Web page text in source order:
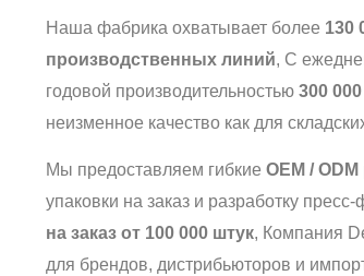
Наша фабрика охватывает более 130
производственных линий, С
годовой производительностью 300
неизменное качество как для
Мы предоставляем гибкие OEM / ODM
упаковки на заказ и разработку
на заказ от 100 000 штук, Компания
для брендов, дистрибьюторов и